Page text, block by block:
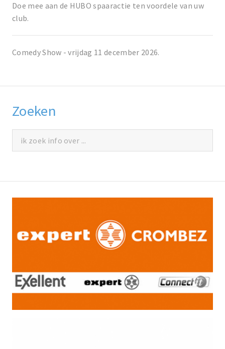
Doe mee aan de HUBO spaaractie ten voordele van uw
club.
Comedy Show - vrijdag 11 december 2026.
Zoeken